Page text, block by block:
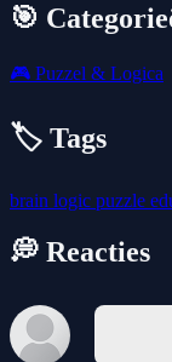
🎯
🎮 Puzzel & Logica
🏷️ Tags
brain logic puzzle
💭 Reacties